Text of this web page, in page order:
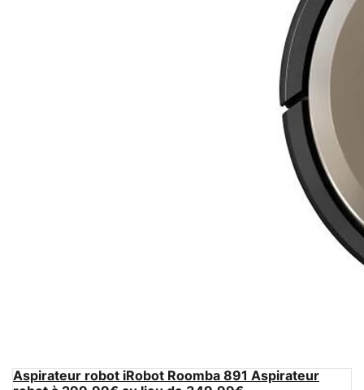
Aspirateur robot iRobot Roomba 891 Aspirateur